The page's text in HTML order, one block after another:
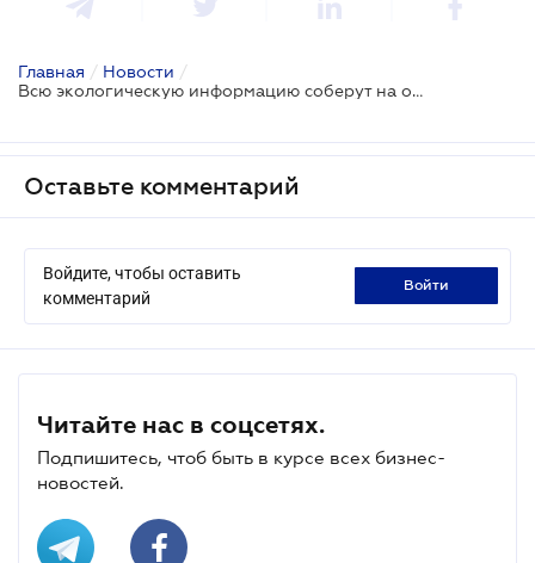
Главная / Новости /
Всю экологическую информацию соберут на одном ресурсе
Оставьте комментарий
Войдите, чтобы оставить
комментарий
войти
Читайте нас в соцсетях.
Подпишитесь, чтоб быть в курсе всех бизнес-
новостей.